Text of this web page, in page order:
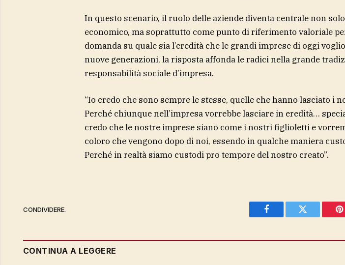
In questo scenario, il ruolo delle aziende diventa centrale non
economico, ma soprattutto come punto di riferimento valoriale
domanda su quale sia l’eredità che le grandi imprese di oggi
nuove generazioni, la risposta affonda le radici nella grande
responsabilità sociale d’impresa.
“Io credo che sono sempre le stesse, quelle che hanno lasciato i
Perché chiunque nell’impresa vorrebbe lasciare in eredità…
credo che le nostre imprese siano come i nostri figlioletti e
coloro che vengono dopo di noi, essendo in qualche maniera
Perché in realtà siamo custodi pro tempore del nostro creato”.
CONDIVIDERE.
Facebook Twitter
CONTINUA A LEGGERE